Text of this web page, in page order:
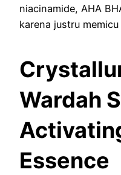
niacinamide, AHA
karena justru
Wardah
Essence